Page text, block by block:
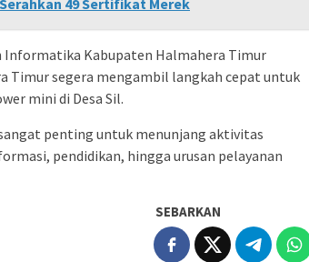
Informatika Kabupaten Halmahera Timur
Timur segera mengambil langkah cepat untuk
mini di Desa Sil.
penting untuk menunjang aktivitas
pendidikan, hingga urusan pelayanan
SEBARKAN